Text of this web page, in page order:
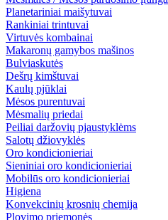
Planetariniai maišytuvai
Rankiniai trintuvai
Virtuvės kombainai
Makaronų gamybos mašinos
Bulviaskutės
Dešrų kimštuvai
Kaulų pjūklai
Mėsos purentuvai
Mėsmalių priedai
Peiliai daržovių pjaustyklėms
Salotų džiovyklės
Oro kondicionieriai
Sieniniai oro kondicionieriai
Mobilūs oro kondicionieriai
Higiena
Konvekcinių krosnių chemija
Plovimo priemonės